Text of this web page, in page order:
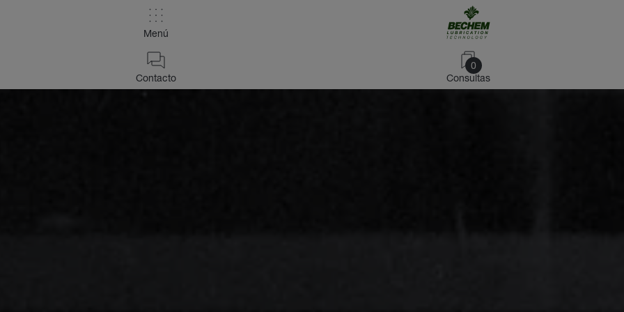
Menú
0
Consultas
Contacto